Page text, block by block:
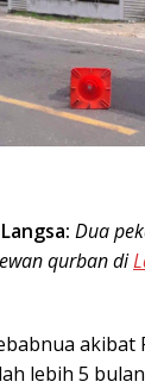
Langsa: Dua
qurban di
akibat
lebih 5